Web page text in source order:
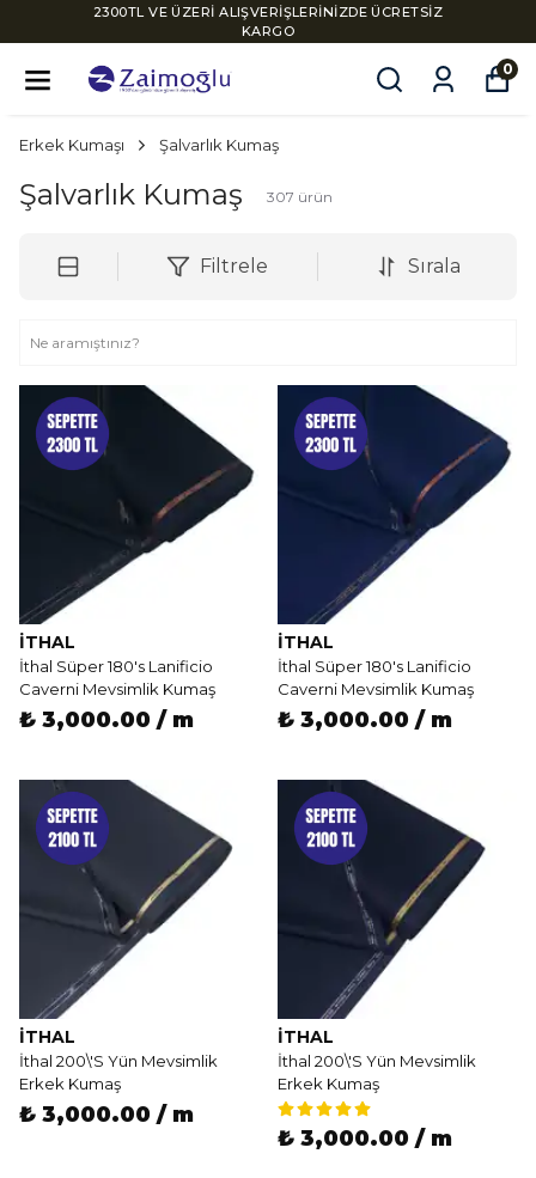
2300TL VE ÜZERİ ALIŞVERİŞLERİNİZDE ÜCRETSİZ
KARGO
0
Erkek Kumaşı Şalvarlık Kumaş
Şalvarlık Kumaş 307 ürün
Filtrele Sırala
İTHAL
İthal Süper 180's Lanificio
Caverni Mevsimlik Kumaş
₺ 3,000.00 / m
İTHAL
İthal Süper 180's Lanificio
Caverni Mevsimlik Kumaş
₺ 3,000.00 / m
İTHAL
İthal 200\'S Yün Mevsimlik
Erkek Kumaş
₺ 3,000.00 / m
İTHAL
İthal 200\'S Yün Mevsimlik
Erkek Kumaş
₺ 3,000.00 / m